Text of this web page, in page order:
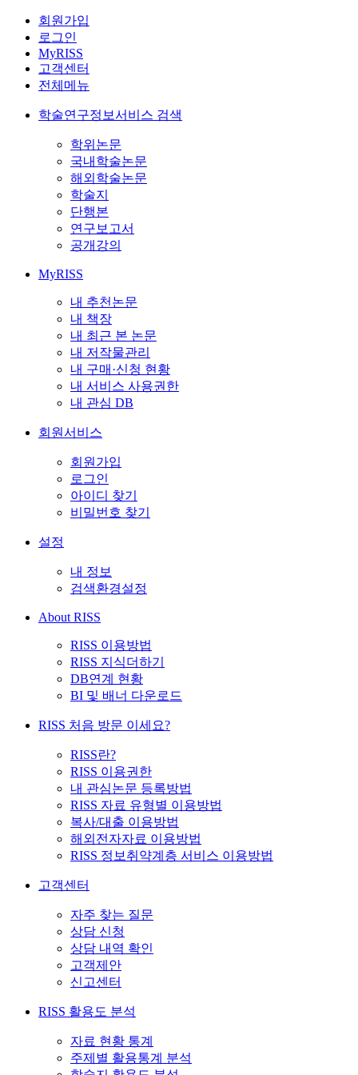
회원가입
로그인
MyRISS
고객센터
전체메뉴
학술연구정보서비스 검색
학위논문
국내학술논문
해외학술논문
학술지
단행본
연구보고서
공개강의
MyRISS
내 추천논문
내 책장
내 최근 본 논문
내 저작물관리
내 구매·신청 현황
내 서비스 사용권한
내 관심 DB
회원서비스
회원가입
로그인
아이디 찾기
비밀번호 찾기
설정
내 정보
검색환경설정
About RISS
RISS 이용방법
RISS 지식더하기
DB연계 현황
BI 및 배너 다운로드
RISS 처음 방문 이세요?
RISS란?
RISS 이용권한
내 관심논문 등록방법
RISS 자료 유형별 이용방법
복사/대출 이용방법
해외전자자료 이용방법
RISS 정보취약계층 서비스 이용방법
고객센터
자주 찾는 질문
상담 신청
상담 내역 확인
고객제안
신고센터
RISS 활용도 분석
자료 현황 통계
주제별 활용통계 분석